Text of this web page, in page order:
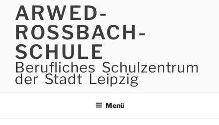
ARWED-
ROSSBACH-
SCHULE
Berufliches Schulzentrum
der Stadt Leipzig
Menü